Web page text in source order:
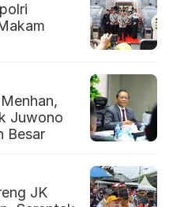
Juwono
Besar
JK